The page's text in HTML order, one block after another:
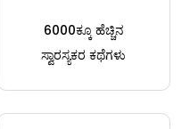
6000ಕ್ಕೂ ಹೆಚ್ಚಿನ
ಸ್ವಾರಸ್ಯಕರ ಕಥೆಗಳು